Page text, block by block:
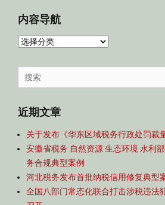
内容导航
内
导
航
Search
for:
近期文章
关于发布《华东区域税务行政处罚裁
安徽省税务 自然资源 生态环境 水利
务合规典型案例
河北税务发布首批纳税信用修复典型
全国八部门常态化联合打击涉税违法